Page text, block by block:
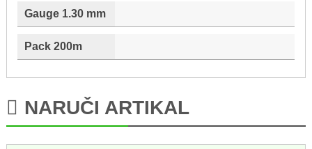
Gauge 1.30 mm
Pack 200m
NARUČI ARTIKAL